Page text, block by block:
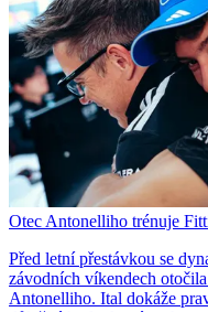
Otec Antonelliho trénuje
Před letní přestávkou se
závodních víkendech
Antonelliho. Ital dokáže